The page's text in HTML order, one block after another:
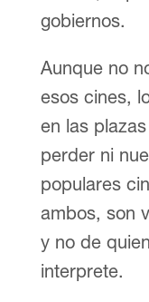
gobiernos.
Aunque no
esos cines,
en las
perder ni
populares
ambos, son
y no de
interprete.